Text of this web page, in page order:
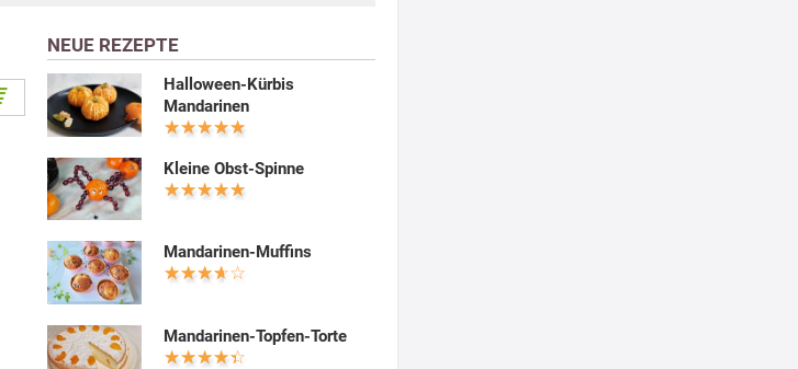
NEUE REZEPTE
Halloween-Kürbis
Mandarinen
Kleine Obst-Spinne
Mandarinen-Muffins
Mandarinen-Topfen-Torte